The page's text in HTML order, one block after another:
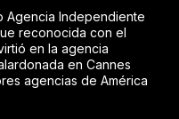
Agencia Independiente
reconocida con el
en la agencia
en Cannes
agencias de América